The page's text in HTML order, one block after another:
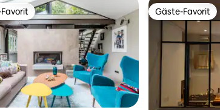
Gäste-Favorit
Gäste-Favorit